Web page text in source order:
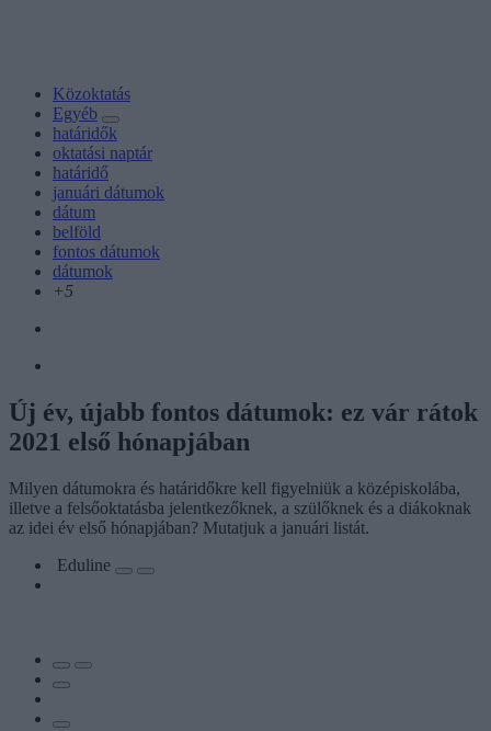
Közoktatás
Egyéb
határidők
oktatási naptár
határidő
januári dátumok
dátum
belföld
fontos dátumok
dátumok
+5
Új év, újabb fontos dátumok: ez vár rátok
2021 első hónapjában
Milyen dátumokra és határidőkre kell figyelniük a középiskolába,
illetve a felsőoktatásba jelentkezőknek, a szülőknek és a diákoknak
az idei év első hónapjában? Mutatjuk a januári listát.
Eduline